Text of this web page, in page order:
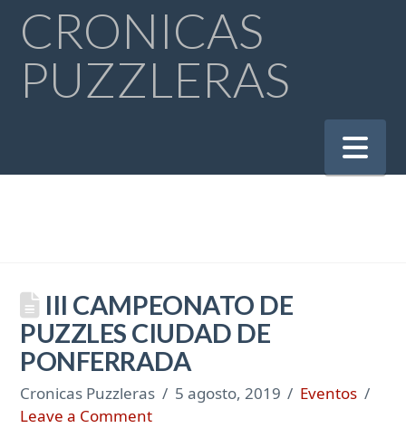
CRONICAS
PUZZLERAS
III CAMPEONATO DE
PUZZLES CIUDAD DE
PONFERRADA
Cronicas Puzzleras 5 agosto, 2019
Eventos
Leave a Comment